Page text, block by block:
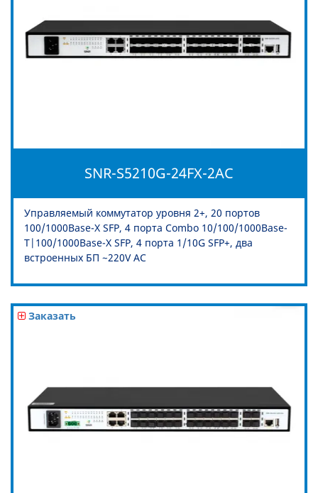
SNR-S5210G-24FX-2AC
Управляемый коммутатор уровня 2+, 20 портов
100/1000Base-X SFP, 4 порта Combo 10/100/1000Base-
T|100/1000Base-X SFP, 4 порта 1/10G SFP+, два
встроенных БП ~220V AC
Заказать